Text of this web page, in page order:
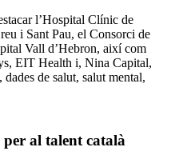
l’Hospital Clínic de
i Sant Pau, el Consorci de
Vall d’Hebron, així com
EIT Health i, Nina Capital,
de salut, salut mental,
al talent català